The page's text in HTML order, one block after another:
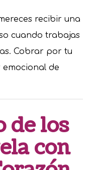
recibir una
cuando trabajas
Cobrar por tu
de
de los
con